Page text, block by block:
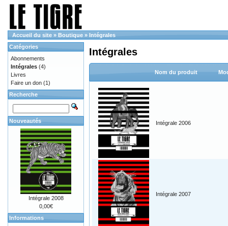
Accueil du site » Boutique » Intégrales
Intégrales
Nom du produit
Intégrale 2006
Intégrale 2007
Catégories
Abonnements
Intégrales (4)
Livres
Faire un don (1)
Recherche
Nouveautés
Intégrale 2008
0,00€
Informations